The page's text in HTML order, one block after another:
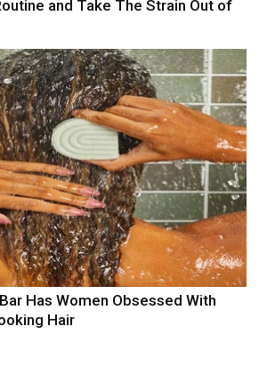
and Take The Strain Out of
Has Women Obsessed With
Hair